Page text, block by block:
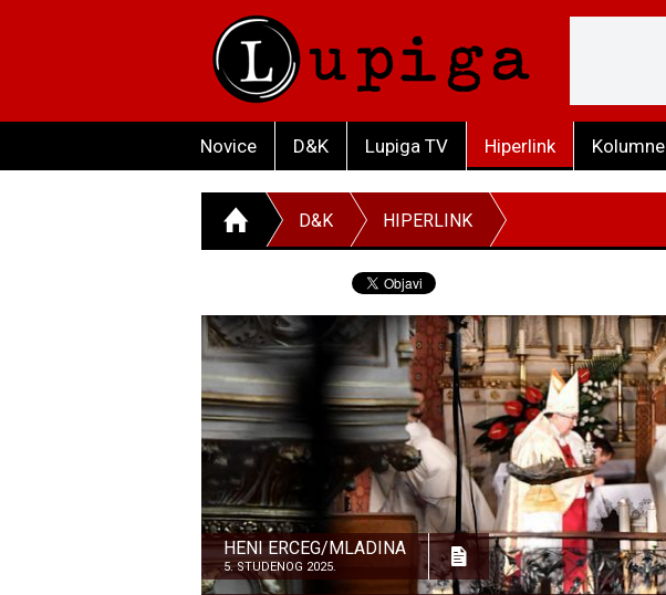
Novice D&K Lupiga TV Hiperlink Kolumne
D&K HIPERLINK
HENI ERCEG/MLADINA
5. STUDENOG 2025.